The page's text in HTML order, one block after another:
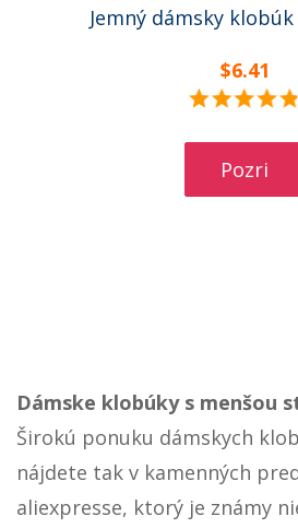
Jemný dámsky
$6.41
Pozri
Dámske klobúky s menšou
Širokú ponuku dámskych
nájdete tak v kamenných
aliexpresse, ktorý je známy